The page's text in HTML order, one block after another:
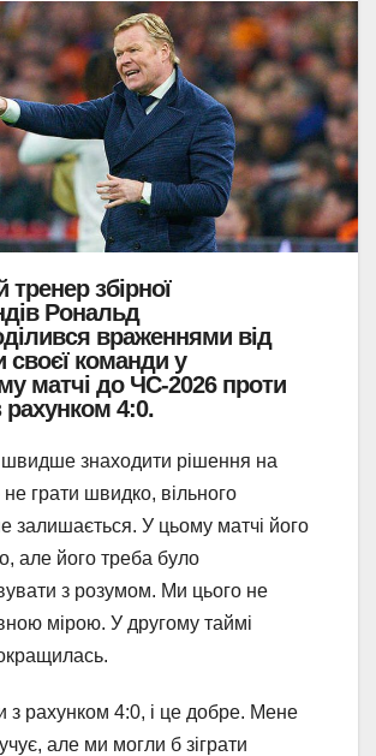
тренер збірної
Рональд
враженнями від
своєї команди у
матчі до ЧС-2026 проти
рахунком 4:0.
знаходити рішення на
грати швидко, вільного
залишається. У цьому матчі його
але його треба було
з розумом. Ми цього не
мірою. У другому таймі
з рахунком 4:0, і це добре. Мене
але ми могли б зіграти